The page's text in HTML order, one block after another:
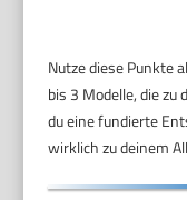
Nutze diese Punkte
bis 3 Modelle, die
du eine fundierte
wirklich zu deinem